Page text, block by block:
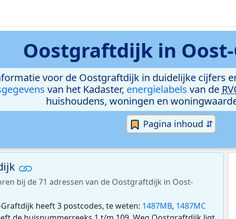
Oostgraftdijk in
voor de Oostgraftdijk in duidelijke cijfers
van het Kadaster, energielabels van de
huishoudens, woningen en
Pagina inhoud ⇵
bij de 71 adressen van de Oostgraftdijk in Oost-
heeft 3 postcodes, te weten: 1487MB, 1487MC